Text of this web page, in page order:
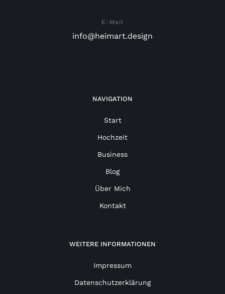
E-Mail
info@heimart.design
NAVIGATION
Start
Hochzeit
Business
Blog
Über Mich
Kontakt
WEITERE INFORMATIONEN
Impressum
Datenschutzerklärung